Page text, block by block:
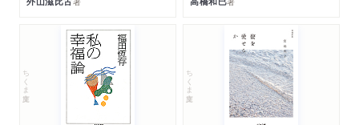
ちくま文庫 ちくま文庫